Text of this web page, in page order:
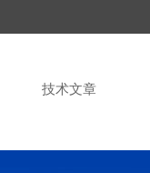
技术文章